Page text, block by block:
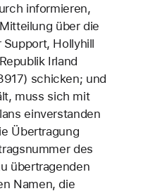
informieren,
über die
Hollyhill
Irland
schicken; und
muss sich mit
einverstanden
Übertragung
des
übertragenden
Namen, die